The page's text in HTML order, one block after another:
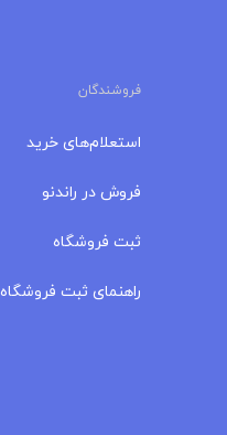
فروشندگان
استعلام‌های خرید
فروش در راندنو
ثبت فروشگاه
راهنمای ثبت فروشگاه